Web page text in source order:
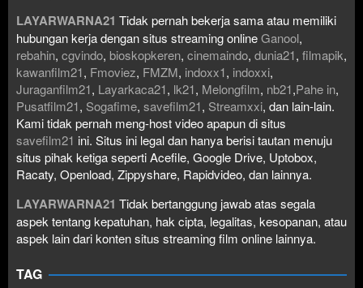
LAYARWARNA21 Tidak pernah bekerja sama atau memiliki
hubungan kerja dengan situs streaming onlineGanool,
rebahin, cgvindo, bioskopkeren, cinemaindo, dunia21, filmapik,
kawanfilm21, Fmoviez, FMZM, indoxx1, indoxxi,
Juraganfilm21, Layarkaca21, lk21, Melongfilm, nb21,Pahe in,
Pusatfilm21, Sogafime, savefilm21, Streamxxi, dan lain-lain.
Kami tidak pernah meng-host video apapun di situs
savefilm21 ini. Situs ini legal dan hanya berisi tautan menuju
situs pihak ketiga seperti Acefile, Google Drive, Uptobox,
Racaty, Openload, Zippyshare, Rapidvideo, dan lainnya.
LAYARWARNA21 Tidak bertanggung jawab atas segala
aspek tentang kepatuhan, hak cipta, legalitas, kesopanan, atau
aspek lain dari konten situs streaming film online lainnya.
TAG